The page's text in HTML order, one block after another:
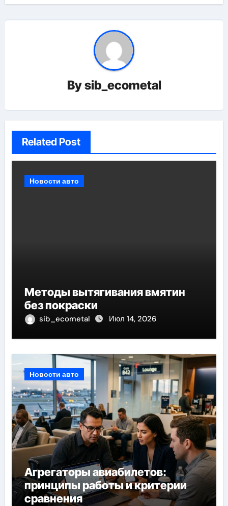
Bysib_ecometal
Related Post
Новости авто
Методы вытягивания вмятин
без покраски
sib_ecometal Июл 14, 2026
Новости авто
Агрегаторы авиабилетов:
принципы работы и критерии
сравнения